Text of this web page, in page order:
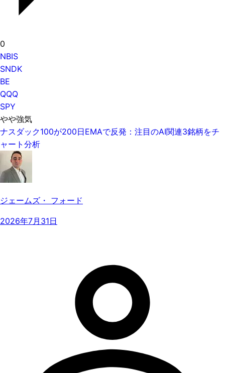
0
NBIS
SNDK
BE
QQQ
SPY
やや強気
ナスダック100が200日EMAで反発：注目のAI関連3銘柄をチ
ャート分析
ジェームズ・ フォード
2026年7月31日